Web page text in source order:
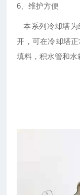
6、维护方便
本系列冷却塔为
开，可在冷却塔
填料，积水管和水